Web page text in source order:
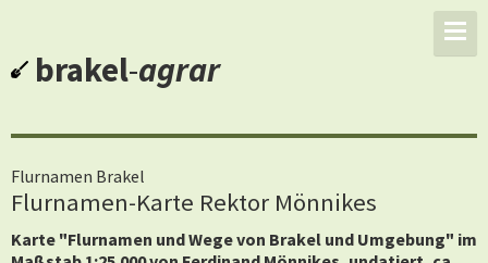
brakel-agrar
Flurnamen Brakel
Flurnamen-Karte Rektor Mönnikes
Karte "Flurnamen und Wege von Brakel und Umgebung" im